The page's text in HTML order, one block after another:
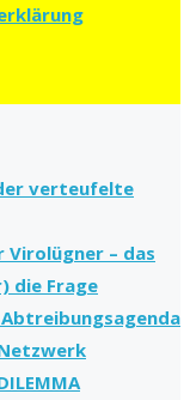
verteufelte
– das
die Frage